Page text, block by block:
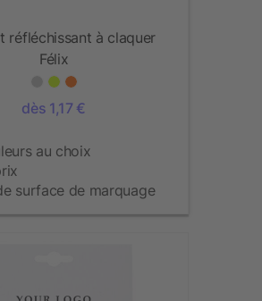
réfléchissant à claquer
Félix
dès 1,17 €
au choix
surface de marquage